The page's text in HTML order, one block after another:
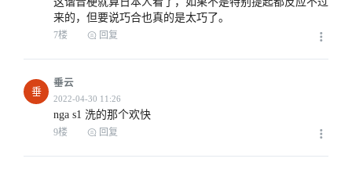
来的，但要说巧合也真的是太巧了。
7楼 回复
垂
垂云
nga s1 洗的那个欢快
9楼 回复